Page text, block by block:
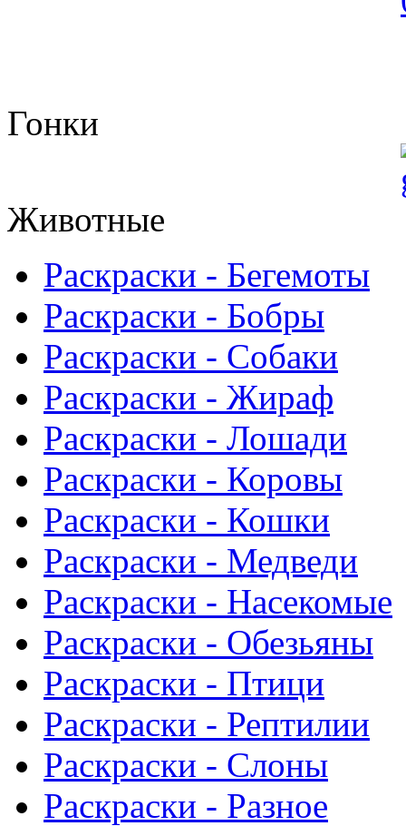
Гонки
Животные
Раскраски - Бегемоты
Раскраски - Бобры
Раскраски - Собаки
Раскраски - Жираф
Раскраски - Лошади
Раскраски - Коровы
Раскраски - Кошки
Раскраски - Медведи
Раскраски - Насекомые
Раскраски - Обезьяны
Раскраски - Птици
Раскраски - Рептилии
Раскраски - Слоны
Раскраски - Разное